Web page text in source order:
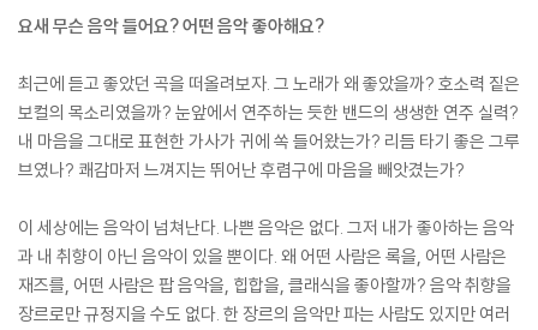
요새 무슨 음악 들어요? 어떤 음악 좋아해요?
최근에 듣고 좋았던 곡을 떠올려보자. 그 노래가 왜 좋았을까? 호소력 짙은
보컬의 목소리였을까? 눈앞에서 연주하는 듯한 밴드의 생생한 연주 실력?
내 마음을 그대로 표현한 가사가 귀에 쏙 들어왔는가? 리듬 타기 좋은 그루
브였나? 쾌감마저 느껴지는 뛰어난 후렴구에 마음을 빼앗겼는가?
이 세상에는 음악이 넘쳐난다. 나쁜 음악은 없다. 그저 내가 좋아하는 음악
과 내 취향이 아닌 음악이 있을 뿐이다. 왜 어떤 사람은 록을, 어떤 사람은
재즈를, 어떤 사람은 팝 음악을, 힙합을, 클래식을 좋아할까? 음악 취향을
장르로만 규정지을 수도 없다. 한 장르의 음악만 파는 사람도 있지만 여러